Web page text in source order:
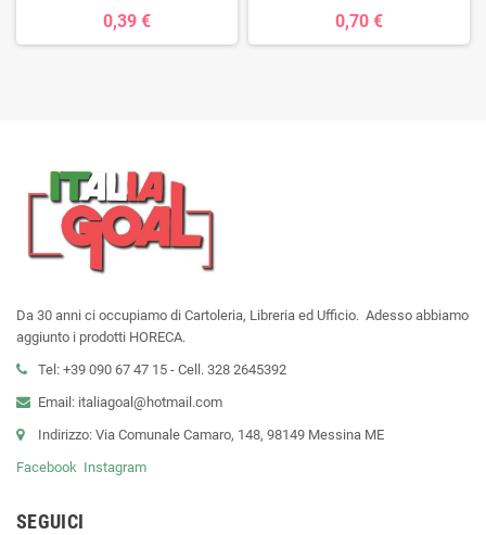
0,39 € 0,70 €
Da 30 anni ci occupiamo di Cartoleria, Libreria ed Ufficio. Adesso abbiamo
aggiunto i prodotti HORECA.
Tel: +39 090 67 47 15 - Cell. 328 2645392
Email: italiagoal@hotmail.com
Indirizzo: Via Comunale Camaro, 148, 98149 Messina ME
Facebook Instagram
SEGUICI